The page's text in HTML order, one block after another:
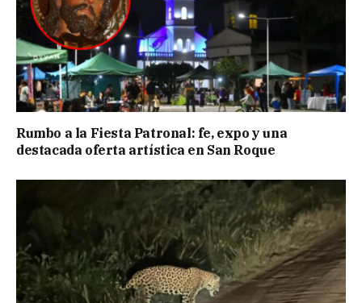
Rumbo a la Fiesta Patronal: fe, expo y una
destacada oferta artística en San Roque